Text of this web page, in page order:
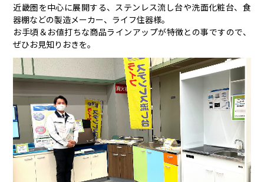
近畿圏を中心に展開する、ステンレス流し台や洗面化粧台、食
器棚などの製造メーカー、ライフ住器様。
お手頃＆お値打ちな商品ラインアップが特徴との事ですので、
ぜひお見知りおきを。